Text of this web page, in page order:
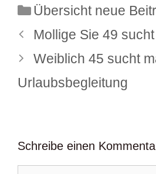
Kategorien
Übersicht neue
Mollige Sie 49
Weiblich 45 sucht
Urlaubsbegleitung
Schreibe einen